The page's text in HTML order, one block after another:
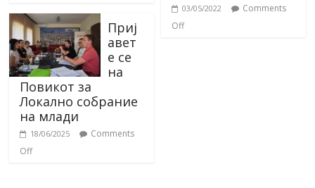
Приј
авет
е се
на
Повикот за
Локално собрание
на млади
18/06/2025
Comments
Off
03/05/2022
Comments
Off